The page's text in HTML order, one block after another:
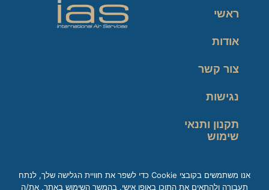
ראשי
אודות
צור קשר
נגישות
תקנון ותנאי
שימוש
אנו משתמשים בקובצי Cookie כדי לשפר את חוויית הגלישה שלך, לנתח
תעבורה ולהתאים את התוכן באופן אישי. בהמשך השימוש באתר, את/ה